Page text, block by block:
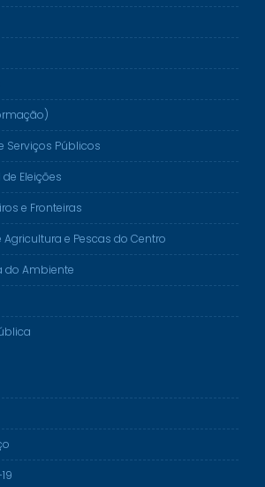
Serviços Públicos
Eleições
e Fronteiras
Agricultura e Pescas do Centro
do Ambiente